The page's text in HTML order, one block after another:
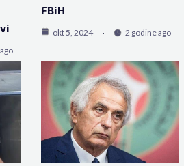
FBiH
okt 5, 2024 2 godine ago